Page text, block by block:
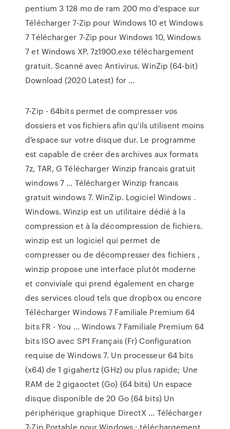
pentium 3 128 mo de ram 200 mo d'espace sur
Télécharger 7-Zip pour Windows 10 et Windows
7 Télécharger 7-Zip pour Windows 10, Windows
7 et Windows XP. 7z1900.exe téléchargement
gratuit. Scanné avec Antivirus. WinZip (64-bit)
Download (2020 Latest) for …
7-Zip - 64bits permet de compresser vos
dossiers et vos fichiers afin qu'ils utilisent moins
d'espace sur votre disque dur. Le programme
est capable de créer des archives aux formats
7z, TAR, G Télécharger Winzip francais gratuit
windows 7 ... Télécharger Winzip francais
gratuit windows 7. WinZip. Logiciel Windows .
Windows. Winzip est un utilitaire dédié à la
compression et à la décompression de fichiers.
winzip est un logiciel qui permet de
compresser ou de décompresser des fichiers ,
winzip propose une interface plutôt moderne
et conviviale qui prend également en charge
des services cloud tels que dropbox ou encore
Télécharger Windows 7 Familiale Premium 64
bits FR - You ... Windows 7 Familiale Premium 64
bits ISO avec SP1 Français (Fr) Configuration
requise de Windows 7. Un processeur 64 bits
(x64) de 1 gigahertz (GHz) ou plus rapide; Une
RAM de 2 gigaoctet (Go) (64 bits) Un espace
disque disponible de 20 Go (64 bits) Un
périphérique graphique DirectX … Télécharger
7-Zip Portable pour Windows : téléchargement